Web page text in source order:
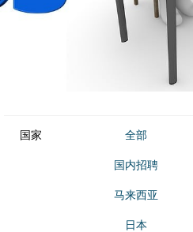
国家 全部
国内招聘
马来西亚
日本